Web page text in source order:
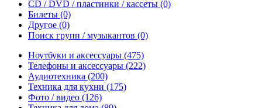
CD / DVD / пластинки / кассеты (0)
Билеты (0)
Другое (0)
Поиск групп / музыкантов (0)
Ноутбуки и аксессуары (475)
Телефоны и аксессуары (222)
Аудиотехника (200)
Техника для кухни (175)
Фото / видео (126)